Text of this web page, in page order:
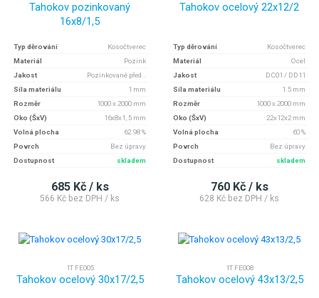
Tahokov pozinkovaný
16x8/1,5
Typ děrování
Kosočtverec
Materiál
Pozink
Jakost
Pozinkované před..
Síla materiálu
1 mm
Rozměr
1000 x 2000 mm
Oko (ŠxV)
16x8x1, 5 mm
Volná plocha
62.98 %
Povrch
Bez úpravy
Dostupnost
skladem
685 Kč / ks
566 Kč bez DPH / ks
Tahokov ocelový 22x12/2
Typ děrování
Kosočtverec
Materiál
Ocel
Jakost
DC01 / DD11
Síla materiálu
1.5 mm
Rozměr
1000 x 2000 mm
Oko (ŠxV)
22x12x2 mm
Volná plocha
60 %
Povrch
Bez úpravy
Dostupnost
skladem
760 Kč / ks
628 Kč bez DPH / ks
1T FE005
Tahokov ocelový 30x17/2,5
1T FE008
Tahokov ocelový 43x13/2,5